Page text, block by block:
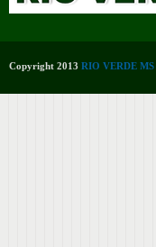
Copyright 2013 RIO VERDE MS